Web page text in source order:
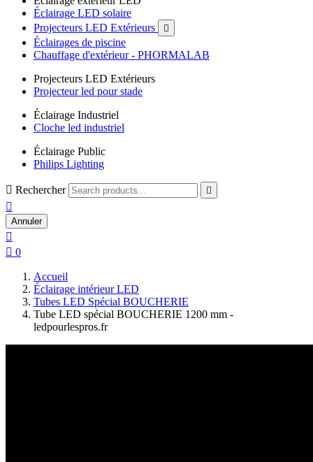
Éclairage LED solaire
Projecteurs LED Extérieurs

Éclairages de piscine
Chauffage d'extérieur - PHORMALAB
Projecteurs LED Extérieurs
Projecteur led pour stade
Éclairage Industriel
Cloche led industriel
Éclairage Public
Philips Lighting
 Rechercher 

Annuler

 0
Accueil
Éclairage intérieur LED
Tubes LED Spécial BOUCHERIE
Tube LED spécial BOUCHERIE 1200 mm -
ledpourlespros.fr